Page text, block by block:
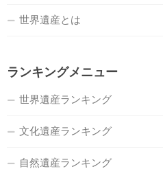
世界遺産とは
ランキングメニュー
世界遺産ランキング
文化遺産ランキング
自然遺産ランキング